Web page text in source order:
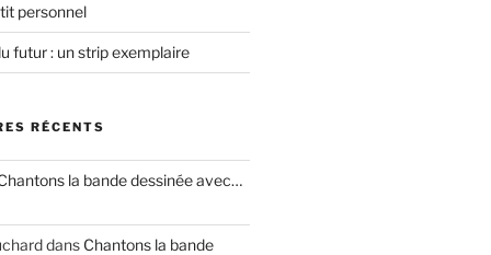
personnel
futur : un strip exemplaire
RÉCENTS
la bande dessinée avec…
dans Chantons la bande